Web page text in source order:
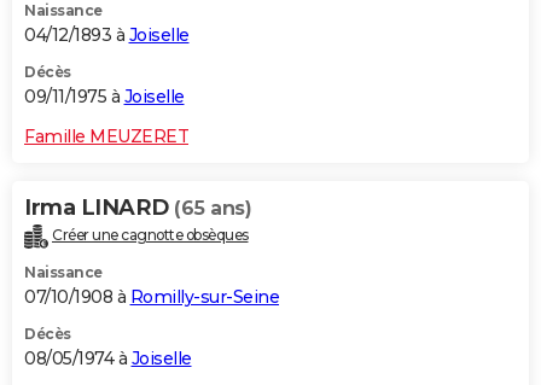
Naissance
04/12/1893 à Joiselle
Décès
09/11/1975 à Joiselle
Famille MEUZERET
Irma LINARD (65 ans)
Créer une cagnotte obsèques
Naissance
07/10/1908 à Romilly-sur-Seine
Décès
08/05/1974 à Joiselle